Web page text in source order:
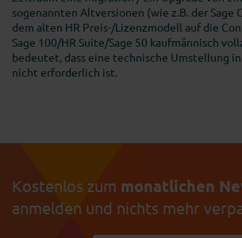
sogenannten Altversionen (wie z.B. der Sage
dem alten HR Preis-/Lizenzmodell auf die
Sage 100/HR Suite/Sage 50 kaufmännisch
bedeutet, dass eine technische Umstellung
nicht erforderlich ist.
Kostenlos zum monatlichen
anmelden und nichts mehr